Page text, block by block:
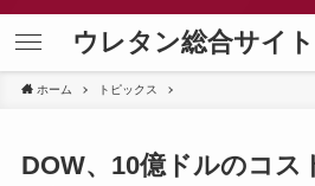
ウレタン総合サイ
ホーム トピックス
DOW、10億ドルのコス